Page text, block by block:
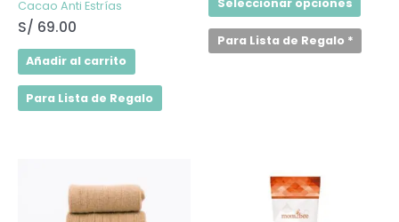
Cacao Anti Estrías
S/ 69.00
Añadir al carrito
Para Lista de Regalo
Seleccionar opciones
Para Lista de Regalo *